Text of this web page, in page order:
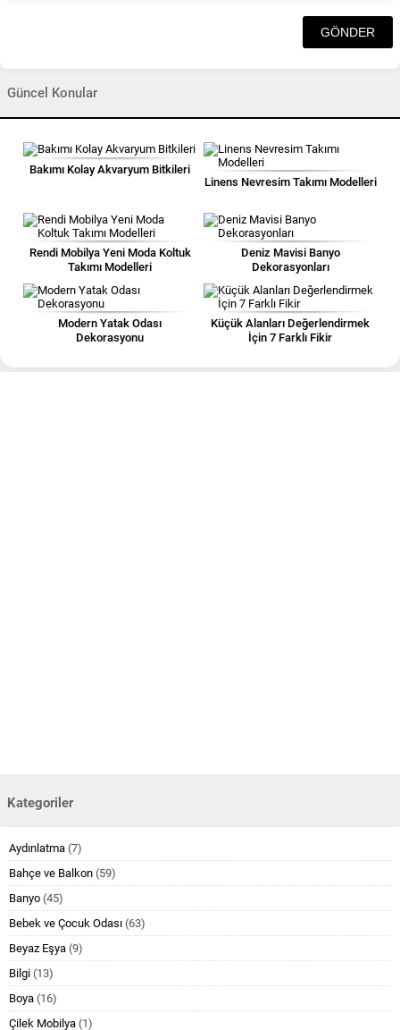
Güncel Konular
Bakımı Kolay Akvaryum Bitkileri
Linens Nevresim Takımı Modelleri
Rendi Mobilya Yeni Moda Koltuk
Takımı Modelleri
Deniz Mavisi Banyo
Dekorasyonları
Modern Yatak Odası
Dekorasyonu
Küçük Alanları Değerlendirmek
İçin 7 Farklı Fikir
Kategoriler
Aydınlatma (7)
Bahçe ve Balkon (59)
Banyo (45)
Bebek ve Çocuk Odası (63)
Beyaz Eşya (9)
Bilgi (13)
Boya (16)
Çilek Mobilya (1)